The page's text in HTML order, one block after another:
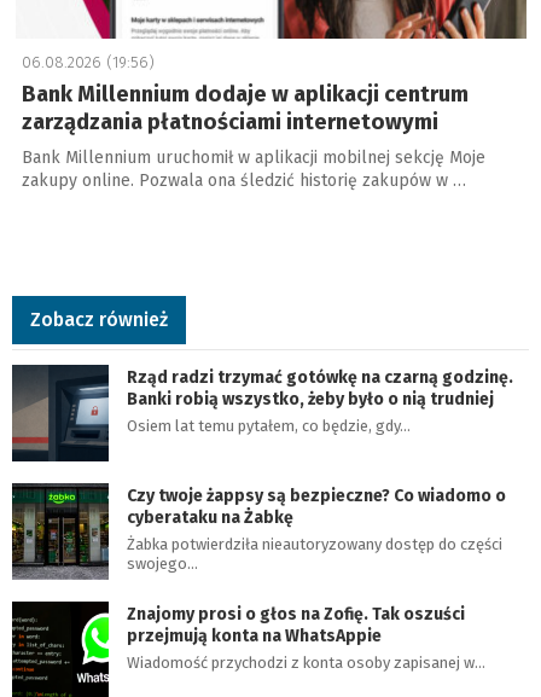
06.08.2026 (19:56)
Bank Millennium dodaje w aplikacji centrum
zarządzania płatnościami internetowymi
Bank Millennium uruchomił w aplikacji mobilnej sekcję Moje
zakupy online. Pozwala ona śledzić historię zakupów w …
Zobacz również
Rząd radzi trzymać gotówkę na czarną godzinę.
Banki robią wszystko, żeby było o nią trudniej
Osiem lat temu pytałem, co będzie, gdy…
Czy twoje żappsy są bezpieczne? Co wiadomo o
cyberataku na Żabkę
Żabka potwierdziła nieautoryzowany dostęp do części
swojego…
Znajomy prosi o głos na Zofię. Tak oszuści
przejmują konta na WhatsAppie
Wiadomość przychodzi z konta osoby zapisanej w…